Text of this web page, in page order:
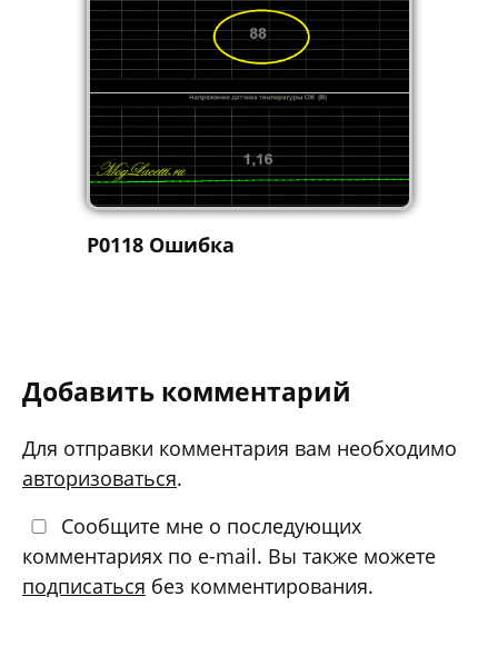
P0118 Ошибка
Добавить комментарий
Для отправки комментария вам необходимо
авторизоваться.
Сообщите мне о последующих
комментариях по e-mail. Вы также можете
подписаться без комментирования.